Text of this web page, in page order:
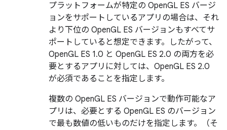
プラットフォームが特定の OpenGL ES バージ
ョンをサポートしているアプリの場合は、それ
より下位の OpenGL ES バージョンもすべてサ
ポートしていると想定できます。したがって、
OpenGL ES 1.0 と OpenGL ES 2.0 の両方を必
要とするアプリに対しては、OpenGL ES 2.0
が必須であることを指定します。
複数の OpenGL ES バージョンで動作可能なア
プリは、必要とする OpenGL ES のバージョン
で最も数値の低いものだけを指定します。（そ